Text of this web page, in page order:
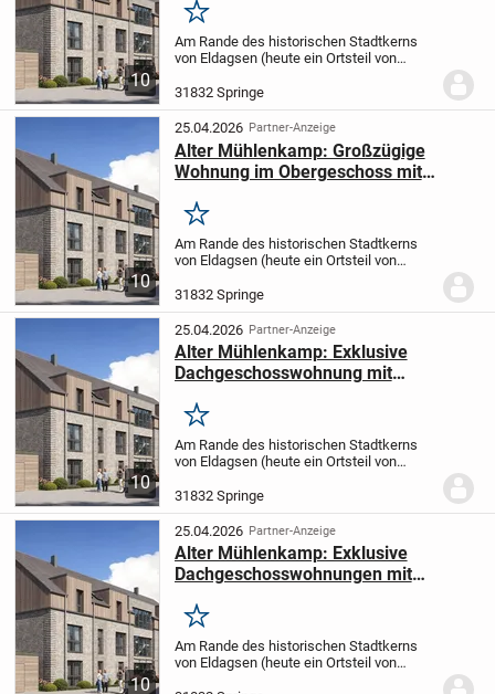
10
Merken
Am Rande des historischen Stadtkerns
von Eldagsen (heute ein Ortsteil von
gewachsener Strukturen aus privater
Wohnbebauung und ehemaligen
Handwerksbetrieben ein barrierear...
31832 Springe
10
25.04.2026 Partner-Anzeige
Alter Mühlenkamp: Großzügige
Wohnung im Obergeschoss mit
Merken
Am Rande des historischen Stadtkerns
von Eldagsen (heute ein Ortsteil von
gewachsener Strukturen aus privater
Wohnbebauung und ehemaligen
Handwerksbetrieben ein barrierear...
31832 Springe
10
25.04.2026 Partner-Anzeige
Alter Mühlenkamp: Exklusive
Dachgeschosswohnung mit
Merken
Am Rande des historischen Stadtkerns
von Eldagsen (heute ein Ortsteil von
gewachsener Strukturen aus privater
Wohnbebauung und ehemaligen
Handwerksbetrieben ein barrierear...
31832 Springe
10
25.04.2026 Partner-Anzeige
Alter Mühlenkamp: Exklusive
Dachgeschosswohnungen mit
Merken
Am Rande des historischen Stadtkerns
von Eldagsen (heute ein Ortsteil von